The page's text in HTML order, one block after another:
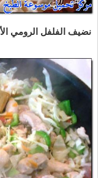
نضيف الفلفل الرومي